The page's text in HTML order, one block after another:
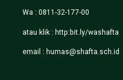
Wa : 0811-32-177-00
atau klik : http:bit.ly/washafta
email : humas@shafta.sch.id